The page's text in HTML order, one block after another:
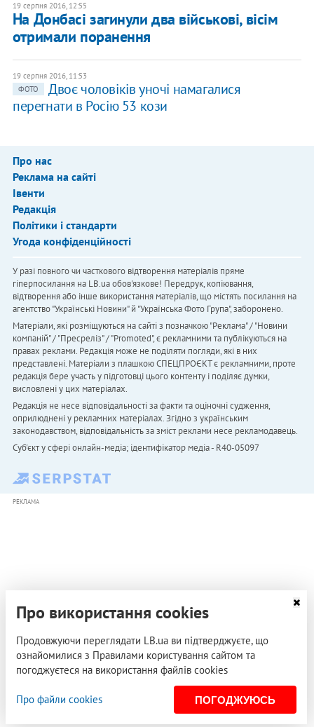
19 серпня 2016, 12:55
На Донбасі загинули два військові, вісім
отримали поранення
19 серпня 2016, 11:53
ФОТО
Двоє чоловіків уночі намагалися
перегнати в Росію 53 кози
Про нас
Реклама на сайті
Івенти
Редакція
Політики і стандарти
Угода конфіденційності
У разі повного чи часткового відтворення матеріалів пряме
гіперпосилання на LB.ua обов'язкове! Передрук, копіювання,
відтворення або інше використання матеріалів, що містять посилання на
агентство "Українськi Новини" й "Українська Фото Група", заборонено.
Матеріали, які розміщуються на сайті з позначкою "Реклама" / "Новини
компаній" / "Пресреліз" / "Promoted", є рекламними та публікуються на
правах реклами. Редакція може не поділяти погляди, які в них
представлені. Матеріали з плашкою СПЕЦПРОЄКТ є рекламними, проте
редакція бере участь у підготовці цього контенту і поділяє думки,
висловлені у цих матеріалах.
Редакція не несе відповідальності за факти та оціночні судження,
оприлюднені у рекламних матеріалах. Згідно з українським
законодавством, відповідальність за зміст реклами несе рекламодавець.
Cуб'єкт у сфері онлайн-медіа; ідентифікатор медіа - R40-05097
РЕКЛАМА
Про використання cookies
Продовжуючи переглядати LB.ua ви підтверджуєте, що
ознайомилися з Правилами користування сайтом та
погоджуєтеся на використання файлів cookies
Про файли cookies ПОГОДЖУЮСЬ